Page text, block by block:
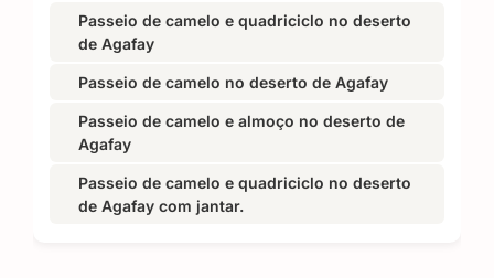
Passeio de camelo e quadriciclo no deserto
de Agafay
Passeio de camelo no deserto de Agafay
Passeio de camelo e almoço no deserto de
Agafay
Passeio de camelo e quadriciclo no deserto
de Agafay com jantar.